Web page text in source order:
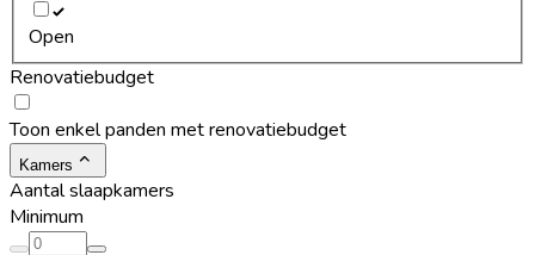
Open
Renovatiebudget
Toon enkel panden met renovatiebudget
Kamers
Aantal slaapkamers
Minimum